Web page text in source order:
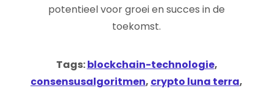
potentieel voor groei en succes in de
toekomst.
Tags:blockchain-technologie,
consensusalgoritmen, crypto luna terra,